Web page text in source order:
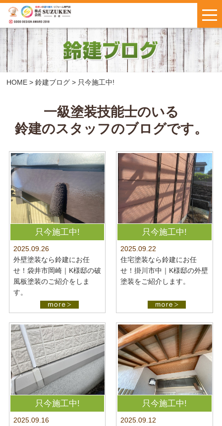
鈴建ブログ
新着情報
W保証について
会社概要
はじめての方へ
施工事例
お客様の声
お問い合わせ ・お見積もり
LINEで気軽に
お問い合わせ
インスタで
最新施工事例
公開中
プライバシーポリシー
HOME > 鈴建ブログ > 只今施工中!
一級塗装技能士のいる
鈴建のスタッフのブログです。
只今施工中!
2025.09.26
外壁塗装なら鈴建にお任
せ！袋井市岡崎｜K様邸の破
風板塗装のご紹介をしま
す。
只今施工中!
2025.09.22
住宅塗装なら鈴建にお任
せ！掛川市中｜K様邸の外壁
塗装をご紹介します。
只今施工中!
2025.09.16
只今施工中!
2025.09.12